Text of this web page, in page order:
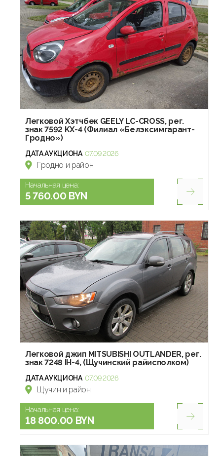
Легковой Хэтчбек GEELY LC-CROSS, рег.
знак 7592 KX-4 (Филиал «Белэксимгарант-
Гродно»)
ДАТА АУКЦИОНА 07.09.2026
Гродно и район
Начальная цена:
5 760.00 BYN
Легковой джип МITSUBISHI OUTLANDER, рег.
знак 7248 IH-4, (Щучинский райисполком)
ДАТА АУКЦИОНА 07.09.2026
Щучин и район
Начальная цена:
18 800.00 BYN